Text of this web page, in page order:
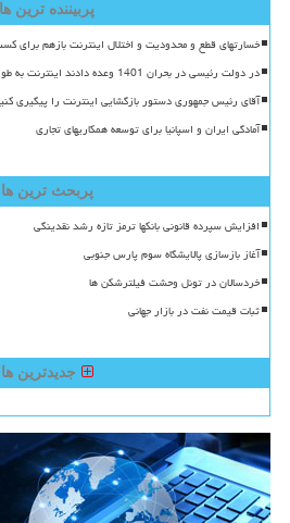
پربیننده ترین ها
خسارتهای قطع و محدودیت و اختلال اینترنت بازهم برای
در دولت رئیسی در بحران 1401 وعده دادند اینترنت به طور موقت قطع می شود اما ماندگار شد
آقای رئیس جمهوری دستور بازگشایی اینترنت را پیگیری
آمادگی ایران و اسپانیا برای توسعه همکاریهای تجاری
پربحث ترین ها
افزایش سپرده قانونی بانکها ترمز تازه رشد نقدینگی
آغاز بازسازی پالایشگاه سوم پارس جنوبی
خردسالان در تونل وحشت فیلترشکن ها
ثبات قیمت نفت در بازار جهانی
جدیدترین ها